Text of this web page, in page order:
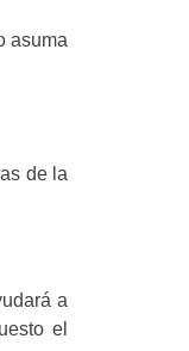
asuma
de la
a
el